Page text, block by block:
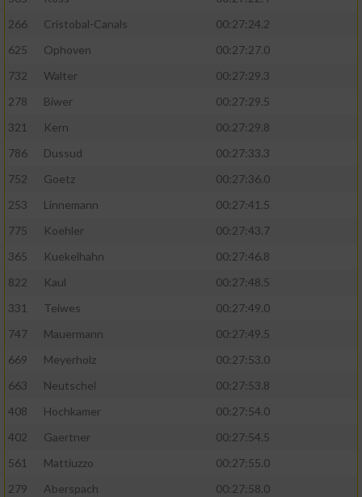
266
Cristobal-Canals
00:27:24.2
625
Ophoven
00:27:27.0
732
Walter
00:27:29.3
278
Biwer
00:27:29.5
321
Kern
00:27:29.8
786
Dussud
00:27:33.3
752
Goetz
00:27:36.0
253
Linnemann
00:27:41.5
775
Koehler
00:27:43.7
365
Kuekelhahn
00:27:46.8
822
Kaul
00:27:48.5
331
Teiwes
00:27:49.0
747
Mauermann
00:27:49.5
669
Meyerholz
00:27:53.0
663
Neutschel
00:27:53.8
408
Hochkamer
00:27:54.0
402
Gaertner
00:27:54.5
561
Mattiuzzo
00:27:55.0
279
Aberspach
00:27:58.0